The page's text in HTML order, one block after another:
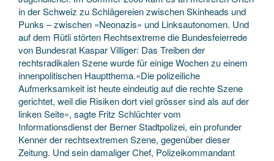
in der Schweiz zu Schlägereien zwischen Skinheads und
Punks – zwischen «Neonazis» und Linksautonomen. Und
auf dem Rütli störten Rechtsextreme die Bundesfeierrede
von Bundesrat Kaspar Villiger: Das Treiben der
rechtsradikalen Szene wurde für einige Wochen zu einem
innenpolitischen Hauptthema.«Die polizeiliche
Aufmerksamkeit ist heute eindeutig auf die rechte Szene
gerichtet, weil die Risiken dort viel grösser sind als auf der
linken Seite», sagte Fritz Schlüchter vom
Informationsdienst der Berner Stadtpolizei, ein profunder
Kenner der rechtsextremen Szene, gegenüber dieser
Zeitung. Und sein damaliger Chef, Polizeikommandant